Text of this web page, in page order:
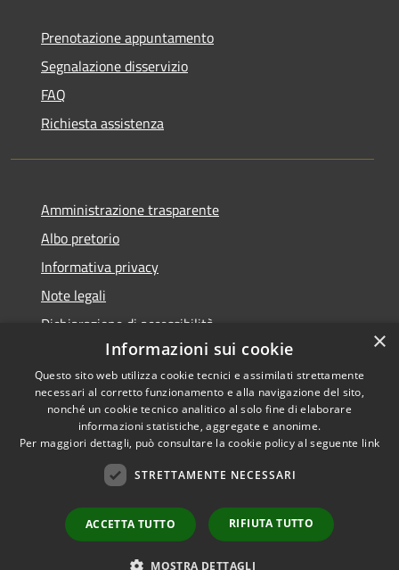
Prenotazione appuntamento
Segnalazione disservizio
FAQ
Richiesta assistenza
Amministrazione trasparente
Albo pretorio
Informativa privacy
Note legali
Dichiarazione di accessibilità
Accessibilità
Privacy
Copyright ©
Comune di Fiumicello Villa
byMunicipium•
×
Informazioni sui cookie
Questo sito web utilizza cookie tecnici e assimilati strettamente
necessari al corretto funzionamento e alla navigazione del sito,
nonché un cookie tecnico analitico al solo fine di elaborare
informazioni statistiche, aggregate e anonime.
Per maggiori dettagli, può consultare la cookie policy al seguente link
STRETTAMENTE NECESSARI
ACCETTA TUTTO RIFIUTA TUTTO
MOSTRA DETTAGLI